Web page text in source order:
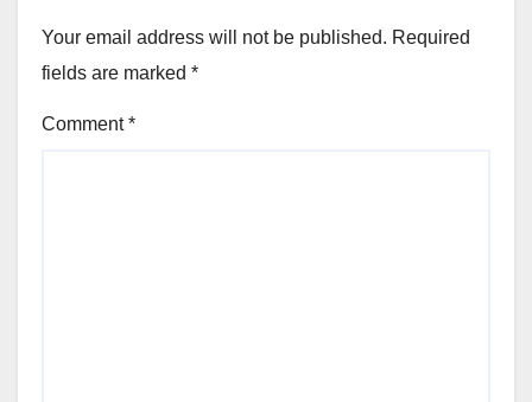
Your email address will not be published. Required
fields are marked *
Comment*